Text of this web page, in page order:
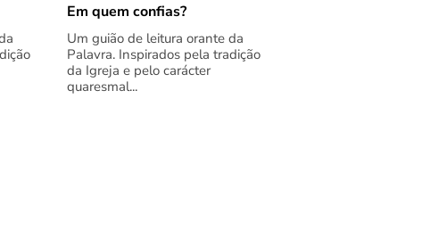
Em quem confias?
Um guião de leitura orante da
Palavra. Inspirados pela tradição
da Igreja e pelo carácter
quaresmal...